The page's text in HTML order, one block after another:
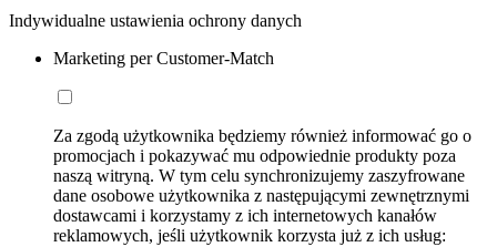
Indywidualne ustawienia ochrony danych
Marketing per Customer-Match
Za zgodą użytkownika będziemy również informować go o
promocjach i pokazywać mu odpowiednie produkty poza
naszą witryną. W tym celu synchronizujemy zaszyfrowane
dane osobowe użytkownika z następującymi zewnętrznymi
dostawcami i korzystamy z ich internetowych kanałów
reklamowych, jeśli użytkownik korzysta już z ich usług: